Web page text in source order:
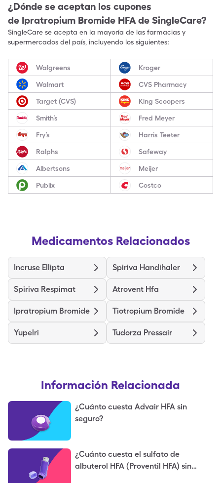
¿Dónde se aceptan los cupones
de Ipratropium Bromide HFA de SingleCare?
SingleCare se acepta en la mayoría de las farmacias y
supermercados del país, incluyendo los siguientes:
Walgreens Kroger
Walmart CVS Pharmacy
Target (CVS) King Scoopers
Smith’s Fred Meyer
Fry’s Harris Teeter
Ralphs Safeway
Albertsons Meijer
Publix Costco
Medicamentos Relacionados
Incruse Ellipta Spiriva Handihaler
Spiriva Respimat Atrovent Hfa
Ipratropium Bromide Tiotropium Bromide
Yupelri Tudorza Pressair
Información Relacionada
¿Cuánto cuesta Advair HFA sin
seguro?
¿Cuánto cuesta el sulfato de
albuterol HFA (Proventil HFA) sin